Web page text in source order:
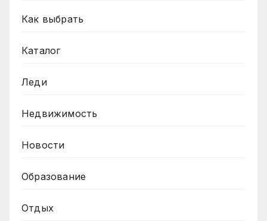
Как выбрать
Каталог
Леди
Недвижимость
Новости
Образование
Отдых